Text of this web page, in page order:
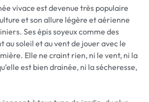
vivace est devenue très populaire
et son allure légère et aérienne
Ses épis soyeux comme des
au soleil et au vent de jouer avec le
Elle ne craint rien, ni le vent, ni la
est bien drainée, ni la sécheresse,